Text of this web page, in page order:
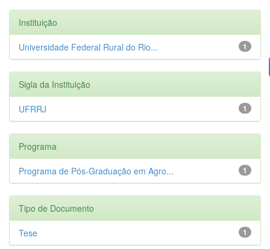
Instituição
1
Universidade Federal Rural do Rio...
Sigla da Instituição
1
UFRRJ
Programa
1
Programa de Pós-Graduação em Agro...
Tipo de Documento
1
Tese